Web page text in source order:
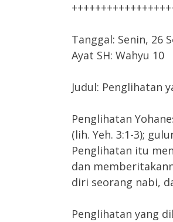
Tanggal: Senin, 26
Ayat SH: Wahyu 10
Judul: Penglihatan
Penglihatan
(lih. Yeh. 3:1-3);
Penglihatan itu
dan
diri seorang nabi,
Penglihatan yang